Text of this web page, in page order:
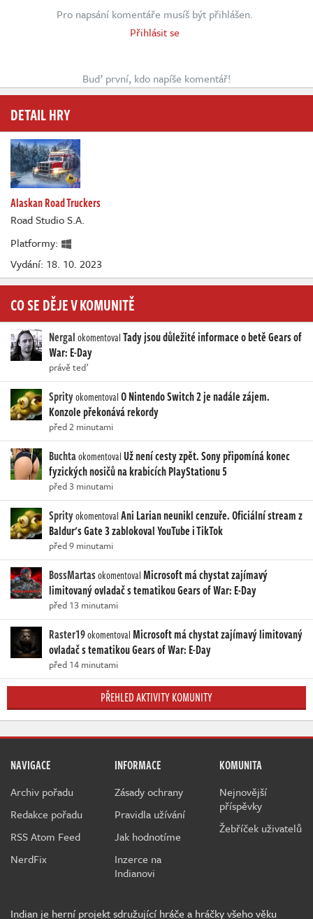
Pro napsání komentáře musíš být přihlášen.
Přihlásit se
Buď první, kdo napíše komentář!
DETAIL HRY
Alaskan Road Truckers
Road Studio S.A.
Platformy:
Vydání: 18. 10. 2023
CO SE DĚJE V KOMUNITĚ
NergalokomentovalTady jsou důležité informace o betě Gears of
War: E-Day
právě teď
SprityokomentovalO Nintendo Switch 2 je nadále zájem.
Konzole překonává rekordy
před 2 minutami
BuchtaokomentovalUž není cesty zpět. Sony připomíná konec
fyzických nosičů na krabicích PlayStationu 5
před 3 minutami
SprityokomentovalAni Larian neunikl cenzuře. Oficiální stream z
Baldur's Gate 3 zablokoval YouTube i TikTok
před 9 minutami
BossMartasokomentovalMicrosoft má chystat zajímavý
limitovaný ovladač s tematikou Gears of War: E-Day
před 13 minutami
Raster19okomentovalMicrosoft má chystat zajímavý limitovaný
ovladač s tematikou Gears of War: E-Day
před 14 minutami
PŘEHLED AKTIVITY KOMUNITY
NAVIGACE
Archiv pořadu
Redakce pořadu
RSS Atom Feed
NerdFix
INFORMACE
Zásady ochrany
Pravidla užívání
Jak hodnotíme
Inzerce na
Indianovi
KOMUNITA
Nejnovější
příspěvky
Žebříček uživatelů
Indian je herní projekt sdružující hráče a hráčky všeho věku